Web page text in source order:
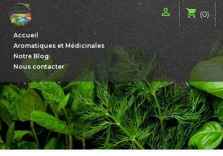
shopping_cart (0)

Accueil
Aromatiques et Médicinales
Notre Blog
Nous contacter